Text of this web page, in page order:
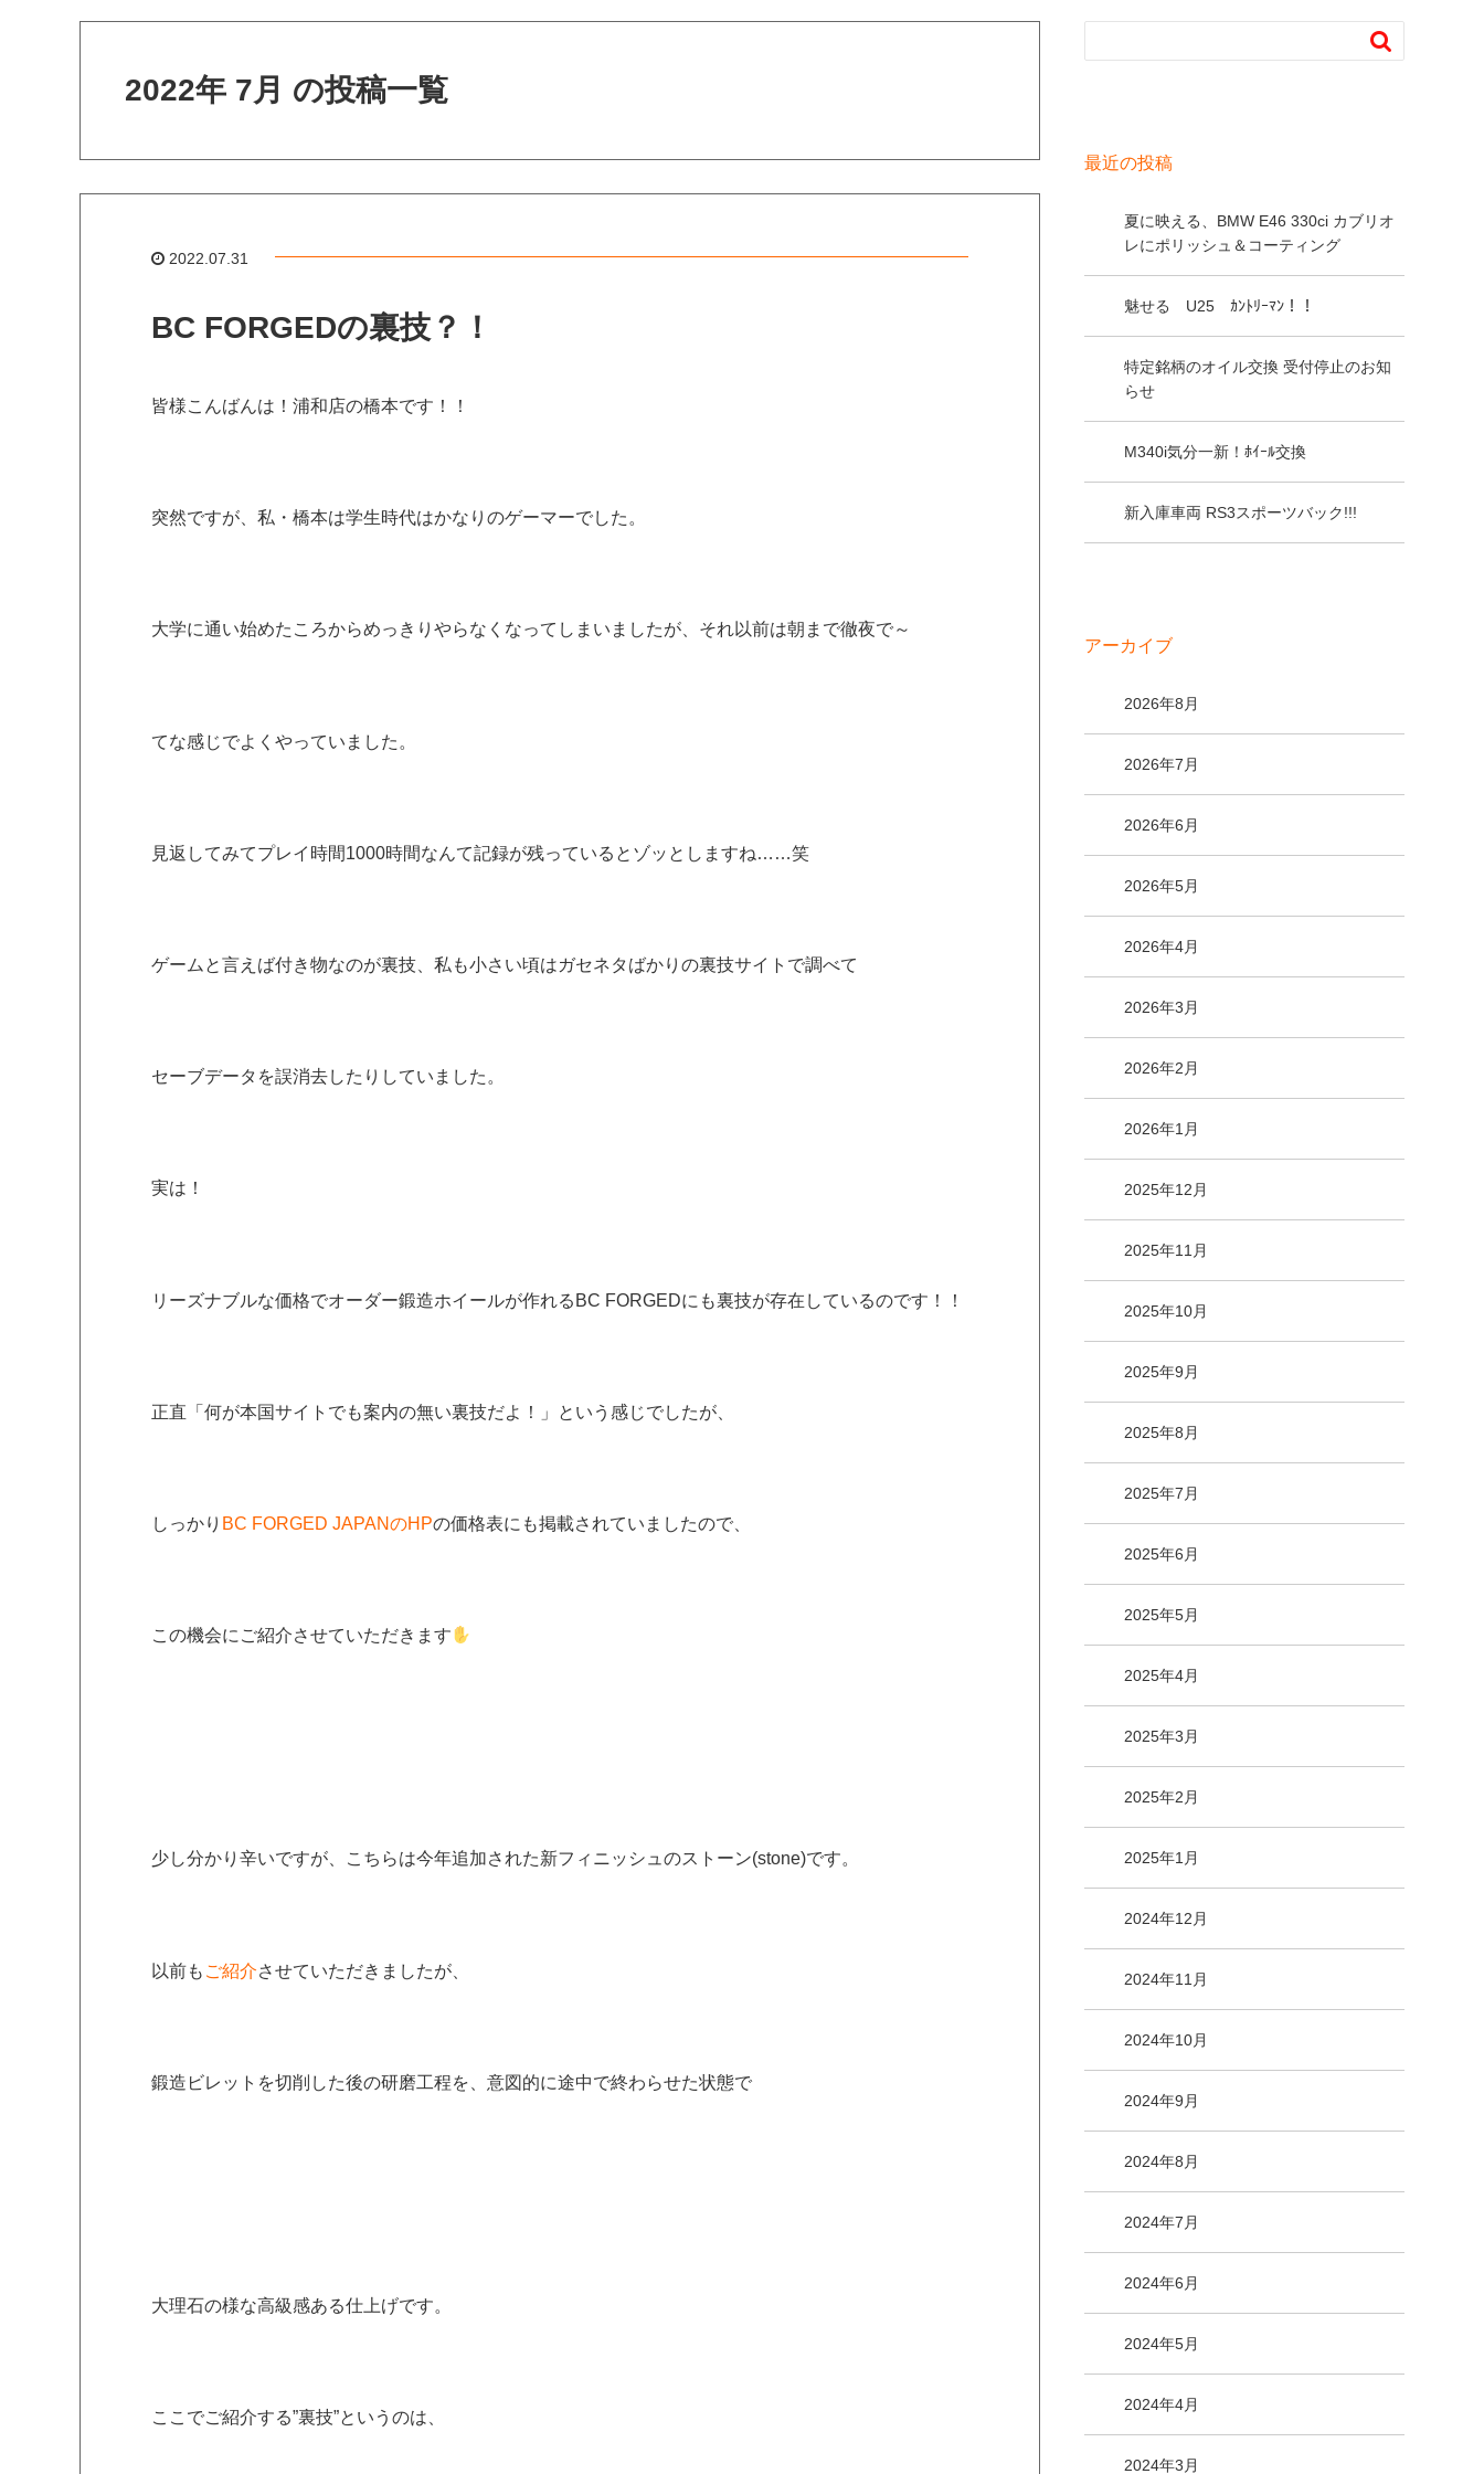
2022年 7月 の投稿一覧
2022.07.31
BC FORGEDの裏技？！
皆様こんばんは！浦和店の橋本です！！
突然ですが、私・橋本は学生時代はかなりのゲーマーでした。
大学に通い始めたころからめっきりやらなくなってしまいましたが、それ以前は朝まで徹夜で～
てな感じでよくやっていました。
見返してみてプレイ時間1000時間なんて記録が残っているとゾッとしますね……笑
ゲームと言えば付き物なのが裏技、私も小さい頃はガセネタばかりの裏技サイトで調べて
セーブデータを誤消去したりしていました。
実は！
リーズナブルな価格でオーダー鍛造ホイールが作れるBC FORGEDにも裏技が存在しているのです！！
正直「何が本国サイトでも案内の無い裏技だよ！」という感じでしたが、
しっかり BC FORGED JAPANのHPの価格表にも掲載されていましたので、
この機会にご紹介させていただきます
少し分かり辛いですが、こちらは今年追加された新フィニッシュのストーン(stone)です。
以前も ご紹介させていただきましたが、
鍛造ビレットを切削した後の研磨工程を、意図的に途中で終わらせた状態で
大理石の様な高級感ある仕上げです。
ここでご紹介する”裏技”というのは、

最近の投稿
夏に映える、BMW E46 330ci カブリオ
レにポリッシュ＆コーティング
魅せる U25 ｶﾝﾄﾘｰﾏﾝ！！
特定銘柄のオイル交換 受付停止のお知
らせ
M340i気分一新！ﾎｲｰﾙ交換
新入庫車両 RS3スポーツバック!!!
アーカイブ
2026年8月
2026年7月
2026年6月
2026年5月
2026年4月
2026年3月
2026年2月
2026年1月
2025年12月
2025年11月
2025年10月
2025年9月
2025年8月
2025年7月
2025年6月
2025年5月
2025年4月
2025年3月
2025年2月
2025年1月
2024年12月
2024年11月
2024年10月
2024年9月
2024年8月
2024年7月
2024年6月
2024年5月
2024年4月
2024年3月